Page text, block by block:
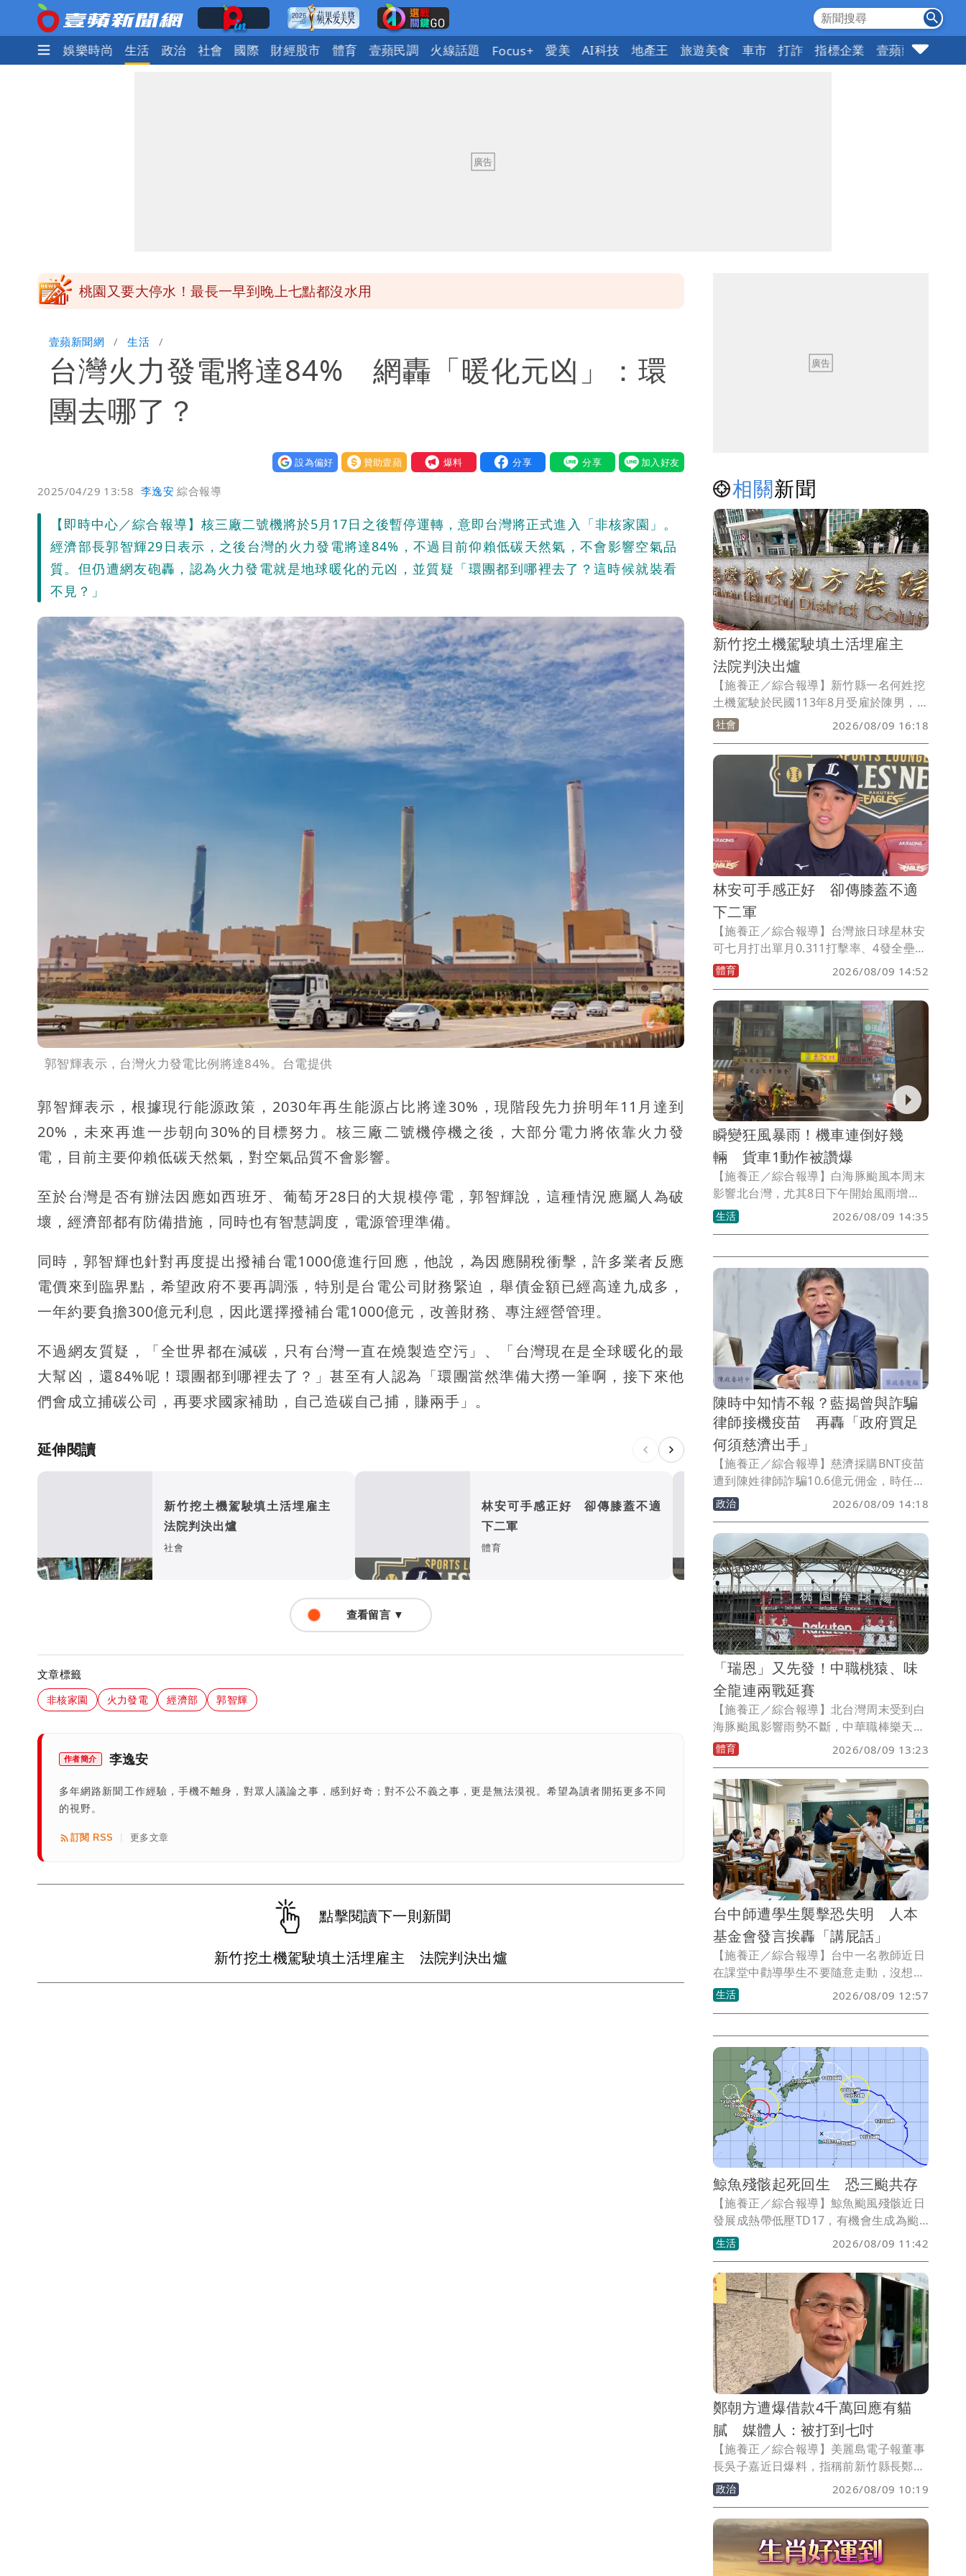
熱門 娛樂時尚 生活 政治 社會 國際 財經股市 體育 壹蘋民調 火線話題 Focus+ 愛美 AI科技 地產王 旅遊美食 車市 打詐 指標企業 壹蘋頭家
桃園又要大停水！最長一早到晚上七點都沒水用
女生一對A錯了嗎？環法女子自由車賽 男裁判勒令女選手「解衣」檢查
揮別9年演藝圈 女演員當「全職運將」公布收入比拍戲賺更多
壹蘋新聞網 生活
台灣火力發電將達84% 網轟「暖化元凶」：環
團去哪了？
設為偏好 贊助壹蘋 我要爆料
2025/04/29 13:58 李逸安 綜合報導
【即時中心／綜合報導】核三廠二號機將於5月17日之後暫停運轉，意即台灣將正式進入「非核家園」。
經濟部長郭智輝29日表示，之後台灣的火力發電將達84%，不過目前仰賴低碳天然氣，不會影響空氣品
質。但仍遭網友砲轟，認為火力發電就是地球暖化的元凶，並質疑「環團都到哪裡去了？這時候就裝看
不見？」
郭智輝表示，台灣火力發電比例將達84%。台電提供
郭智輝表示，根據現行能源政策，2030年再生能源占比將達30%，現階段先力拚明年11月達到
20%，未來再進一步朝向30%的目標努力。核三廠二號機停機之後，大部分電力將依靠火力發
電，目前主要仰賴低碳天然氣，對空氣品質不會影響。
至於台灣是否有辦法因應如西班牙、葡萄牙28日的大規模停電，郭智輝說，這種情況應屬人為破
壞，經濟部都有防備措施，同時也有智慧調度，電源管理準備。
同時，郭智輝也針對再度提出撥補台電1000億進行回應，他說，為因應關稅衝擊，許多業者反應
電價來到臨界點，希望政府不要再調漲，特別是台電公司財務緊迫，舉債金額已經高達九成多，
一年約要負擔300億元利息，因此選擇撥補台電1000億元，改善財務、專注經營管理。
不過網友質疑，「全世界都在減碳，只有台灣一直在燒製造空污」、「台灣現在是全球暖化的最
大幫凶，還84%呢！環團都到哪裡去了？」甚至有人認為「環團當然準備大撈一筆啊，接下來他
們會成立捕碳公司，再要求國家補助，自己造碳自己捕，賺兩手」。
延伸閱讀
新竹挖土機駕駛填土活埋雇主
法院判決出爐
社會
林安可手感正好 卻傳膝蓋不適
下二軍
體育
瞬變狂風暴雨！機車連倒
輛 貨車1動作被讚爆
生活
查看留言 ▼
文章標籤
非核家園 火力發電 經濟部 郭智輝
作者簡介 李逸安
多年網路新聞工作經驗，手機不離身，對眾人議論之事，感到好奇；對不公不義之事，更是無法漠視。希望為讀者開拓更多不同
的視野。
訂閱 RSS 更多文章
點擊閱讀下一則新聞
新竹挖土機駕駛填土活埋雇主 法院判決出爐
相關新聞
新竹挖土機駕駛填土活埋雇主
法院判決出爐
【施養正／綜合報導】新竹縣一名何姓挖
土機駕駛於民國113年8月受雇於陳男，負
責土石回填及整平作業。然而，陳男於作
業期間因故倒臥坑內，何男未注意現場狀
況，仍持續傾倒土石，導致陳男遭大量土
石掩埋身亡。新竹地方法院近日依過失致
死罪，判處何男8月徒刑，並須賠償247萬
餘元，緩刑4年，全案可上訴。
社會 2026/08/09 16:18
林安可手感正好 卻傳膝蓋不適
下二軍
【施養正／綜合報導】台灣旅日球星林安
可七月打出單月0.311打擊率、4發全壘打
的優秀成績，7日面對軟銀鷹也擊出帶有
打點的二壘安打。不過8日3打數吞下2次
三振之後，9日傳出因膝蓋不適離開一軍
名單。
體育 2026/08/09 14:52
瞬變狂風暴雨！機車連倒好幾
輛 貨車1動作被讚爆
【施養正／綜合報導】白海豚颱風本周末
影響北台灣，尤其8日下午開始風雨增
強，許多民眾反應不及。有民眾指出，
「前一分鐘無風無雨，下一秒狂風暴
生活 2026/08/09 14:35
陳時中知情不報？藍揭曾與詐騙
律師接機疫苗 再轟「政府買足
何須慈濟出手」
【施養正／綜合報導】慈濟採購BNT疫苗
遭到陳姓律師詐騙10.6億元佣金，時任防
疫指揮官的行政院政委陳時中日前發文表
示，當年團隊遭到抹黑，「現在真相已經
大白，做出不實指控的人應該向社會道
歉」。但國民黨9日指出，「如果陳時中
當年已知陳姓律師可能涉及詐騙，為何沒
有點名阻止？甚至最後還與她一起在機場
迎接疫苗抵台並合照？」
政治 2026/08/09 14:18
「瑞恩」又先發！中職桃猿、味
全龍連兩戰延賽
【施養正／綜合報導】北台灣周末受到白
海豚颱風影響雨勢不斷，中華職棒樂天桃
猿與味全龍隊繼8日延賽之後，原訂9日傍
晚進行的賽事也確定延到補賽週。
體育 2026/08/09 13:23
台中師遭學生襲擊恐失明 人本
基金會發言挨轟「講屁話」
【施養正／綜合報導】台中一名教師近日
在課堂中勸導學生不要隨意走動，沒想到
被學生持掃把攻擊臉部，恐有失明風險。
但人本基金會事後表示「教師在教育現
學校支持系統，跨單位進行輔導及合作，
並結合家長及校方，才能保障師生雙方相
關權益。」更讓輿論炸鍋。
生活 2026/08/09 12:57
鯨魚殘骸起死回生 恐三颱共存
【施養正／綜合報導】鯨魚颱風殘骸近日
發展成熱帶低壓TD17，有機會生成為颱
風。至於會沿用「鯨魚」或列為第16號颱
風「琵鷺」，將視日本氣象廳決定。不過
根據氣象署路徑預測，TD17目前向東北
方向移動，對台灣沒有影響。
生活 2026/08/09 11:42
鄭朝方遭爆借款4千萬回應有貓
膩 媒體人：被打到七吋
【施養正／綜合報導】美麗島電子報董事
長吳子嘉近日爆料，指稱前新竹縣長鄭永
金於2016年間，因兒子鄭朝方投入2018
年新竹縣長選舉，向友人借款4000萬元未
還。而鄭朝方陣營則在爭議延燒後，終於
公開回應。
政治 2026/08/09 10:19